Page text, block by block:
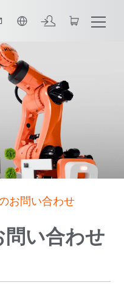
お問い合わせ
い合わせ